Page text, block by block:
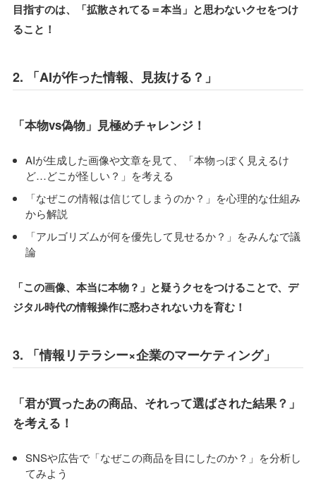
目指すのは、「拡散されてる＝本当」と思わないクセをつけ
ること！
2. 「AIが作った情報、見抜ける？」
「本物vs偽物」見極めチャレンジ！
AIが生成した画像や文章を見て、「本物っぽく見えるけ
ど…どこが怪しい？」を考える
「なぜこの情報は信じてしまうのか？」を心理的な仕組み
から解説
「アルゴリズムが何を優先して見せるか？」をみんなで議
論
「この画像、本当に本物？」と疑うクセをつけることで、デ
ジタル時代の情報操作に惑わされない力を育む！
3. 「情報リテラシー×企業のマーケティング」
「君が買ったあの商品、それって選ばされた結果？」
を考える！
SNSや広告で「なぜこの商品を目にしたのか？」を分析し
てみよう